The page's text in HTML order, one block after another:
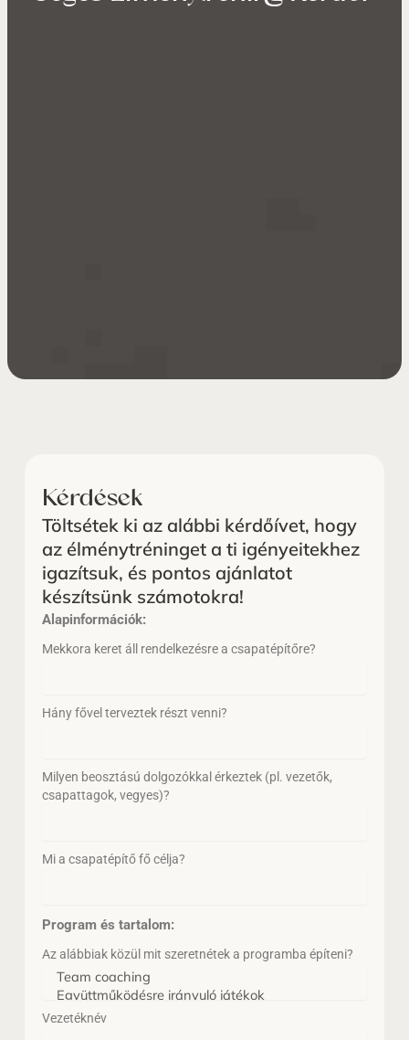
Kérdések
Töltsétek ki az alábbi kérdőívet, hogy
az élménytréninget a ti igényeitekhez
igazítsuk, és pontos ajánlatot
készítsünk számotokra!
Alapinformációk:
Mekkora keret áll rendelkezésre a csapatépítőre?
Hány fővel terveztek részt venni?
Milyen beosztású dolgozókkal érkeztek (pl. vezetők,
csapattagok, vegyes)?
Mi a csapatépítő fő célja?
Program és tartalom:
Az alábbiak közül mit szeretnétek a programba építeni?
Vezetéknév